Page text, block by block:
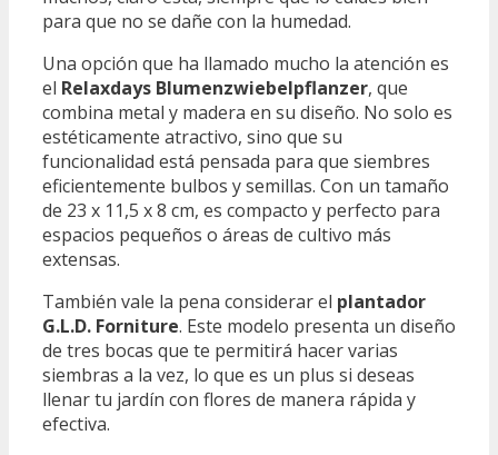
para que no se dañe con la humedad.
Una opción que ha llamado mucho la atención es
el Relaxdays Blumenzwiebelpflanzer, que
combina metal y madera en su diseño. No solo es
estéticamente atractivo, sino que su
funcionalidad está pensada para que siembres
eficientemente bulbos y semillas. Con un tamaño
de 23 x 11,5 x 8 cm, es compacto y perfecto para
espacios pequeños o áreas de cultivo más
extensas.
También vale la pena considerar el plantador
G.L.D. Forniture. Este modelo presenta un diseño
de tres bocas que te permitirá hacer varias
siembras a la vez, lo que es un plus si deseas
llenar tu jardín con flores de manera rápida y
efectiva.